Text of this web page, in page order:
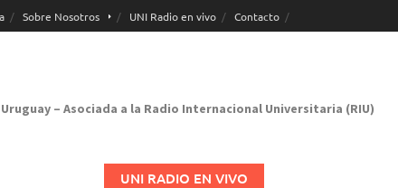
Sobre Nosotros UNI Radio en vivo Contacto
– Asociada a la Radio Internacional Universitaria (RIU)
UNI RADIO EN VIVO